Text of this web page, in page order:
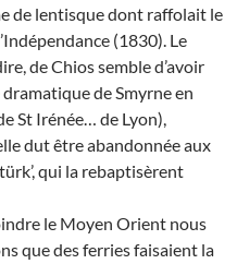
de lentisque dont raffolait le
(1830). Le
de Chios semble d’avoir
de Smyrne en
St Irénée… de Lyon),
dut être abandonnée aux
qui la rebaptisèrent
le Moyen Orient nous
que des ferries faisaient la